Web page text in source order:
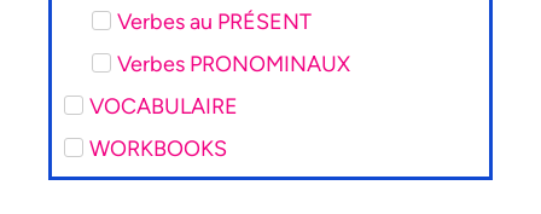
Verbes au PRÉSENT
Verbes PRONOMINAUX
VOCABULAIRE
WORKBOOKS